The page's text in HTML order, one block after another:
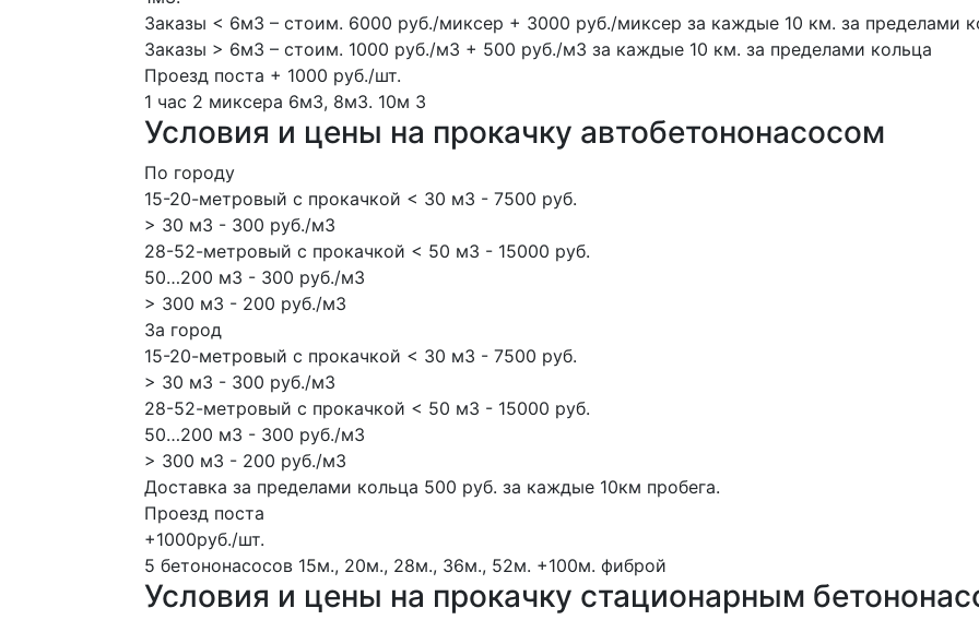
Заказы < 6м3 – стоим. 6000 руб./миксер + 3000 руб./миксер за каждые 10 км. за пределами
Заказы > 6м3 – стоим. 1000 руб./м3 + 500 руб./м3 за каждые 10 км. за пределами кольца
Проезд поста + 1000 руб./шт.
1 час 2 миксера 6м3, 8м3. 10м 3
Условия и цены на прокачку автобетононасосом
По городу
15-20-метровый с прокачкой < 30 м3 - 7500 руб.
> 30 м3 - 300 руб./м3
28-52-метровый с прокачкой < 50 м3 - 15000 руб.
50…200 м3 - 300 руб./м3
> 300 м3 - 200 руб./м3
За город
15-20-метровый с прокачкой < 30 м3 - 7500 руб.
> 30 м3 - 300 руб./м3
28-52-метровый с прокачкой < 50 м3 - 15000 руб.
50…200 м3 - 300 руб./м3
> 300 м3 - 200 руб./м3
Доставка за пределами кольца 500 руб. за каждые 10км пробега.
Проезд поста
+1000руб./шт.
5 бетононасосов 15м., 20м., 28м., 36м., 52м. +100м. фиброй
Условия и цены на прокачку стационарным